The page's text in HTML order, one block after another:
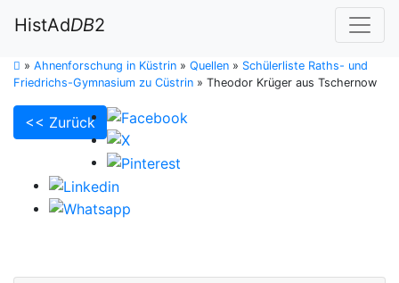
HistAdDB2
» Ahnenforschung in Küstrin » Quellen » Schülerliste Raths- und
Friedrichs-Gymnasium zu Cüstrin » Theodor Krüger aus Tschernow
<< Zurück